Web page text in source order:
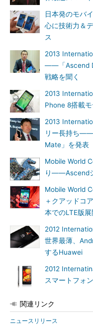
日本発のモバ
心に技術力＆
ス
2013
――「Ascend
戦略を聞く
2013
Phone 8搭載
2013
リー長持ち
Mate」を発表
Mobile World
り――Ascend
Mobile World
＋クアッドコ
本でのLTE版
2012
世界最薄、
するHuawei
2012
スマートフォ
関連リンク
ニュースリリース